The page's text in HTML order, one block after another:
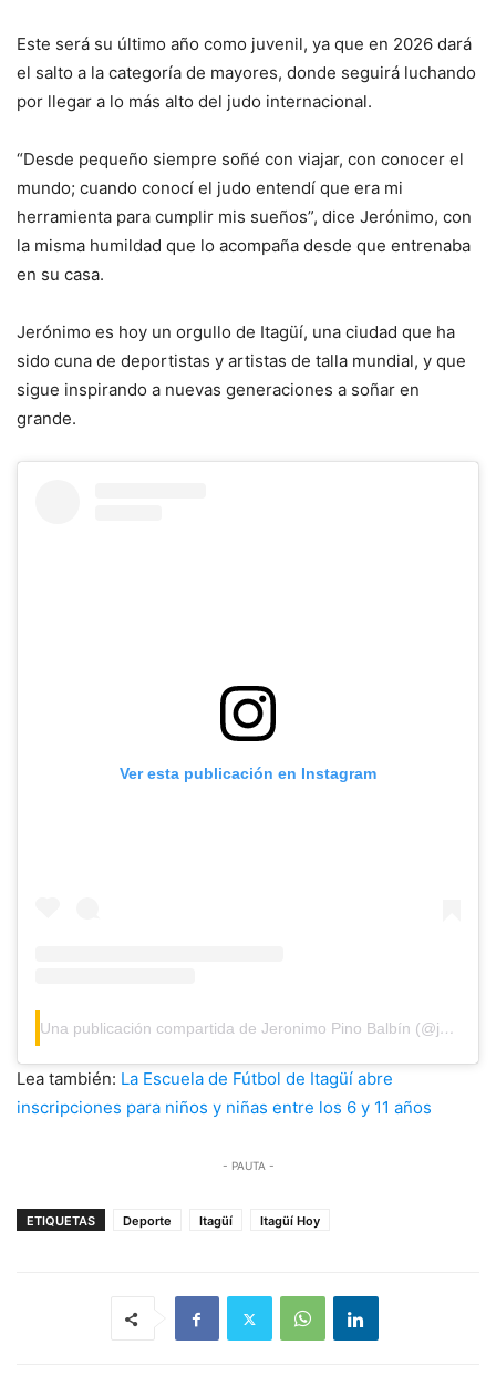
Este será su último año como juvenil, ya que en 2026 dará
el salto a la categoría de mayores, donde seguirá luchando
por llegar a lo más alto del judo internacional.
“Desde pequeño siempre soñé con viajar, con conocer el
mundo; cuando conocí el judo entendí que era mi
herramienta para cumplir mis sueños”, dice Jerónimo, con
la misma humildad que lo acompaña desde que entrenaba
en su casa.
Jerónimo es hoy un orgullo de Itagüí, una ciudad que ha
sido cuna de deportistas y artistas de talla mundial, y que
sigue inspirando a nuevas generaciones a soñar en
grande.
Ver esta publicación en Instagram
Una publicación compartida de Jeronimo Pino Balbín (@jeronimo.pino_)
Lea también: La Escuela de Fútbol de Itagüí abre
inscripciones para niños y niñas entre los 6 y 11 años
- PAUTA -
ETIQUETAS Deporte Itagüí Itagüí Hoy